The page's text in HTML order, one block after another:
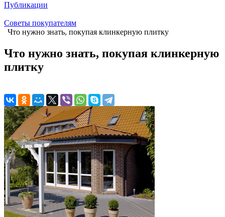
Публикации
Советы покупателям
Что нужно знать, покупая клинкерную плитку
Что нужно знать, покупая клинкерную
плитку